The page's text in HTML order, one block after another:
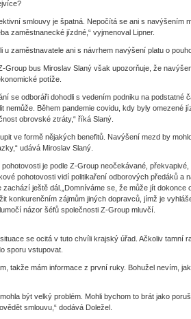
smlouvy je špatná. Nepočítá se ani s navýšením
zaměstnanecké jízdné,“ vyjmenoval Lipner.
u zaměstnavatele ani s návrhem navýšení platu o
Group bus Miroslav Slaný však upozorňuje, že
potíže.
se odboráři dohodli s vedením podniku na podstatné
nemůže. Během pandemie covidu, kdy byly omezené
obrovské ztráty,“ říká Slaný.
ve formě nějakých benefitů. Navýšení mezd by
udává Miroslav Slaný.
je podle Z-Group neočekávané,
pohotovosti vidí politikaření odborových předáků a
zachází ještě dál.„Domníváme se, že může jít dokonce
konkurenčním zájmům jiných dopravců, jímž je
názor šéfů společnosti Z-Group mluvčí.
se ocitá v tuto chvíli krajský úřad. Ačkoliv tamní
sporu vstupovat.
takže mám informace z první ruky. Bohužel nevím,
mohla být velký problém. Mohli bychom to brát jako
smlouvu,“ dodává Doležel.